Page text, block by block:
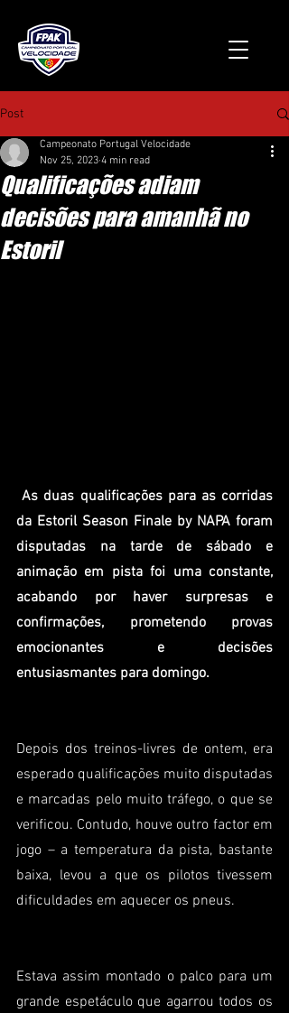
Post
Qualificações adiam
decisões para amanhã no
Estoril
Campeonato Portugal Velocidade
Nov 25, 2023 4 min read
As duas qualificações para as corridas
da Estoril Season Finale by NAPA foram
disputadas na tarde de sábado e
animação em pista foi uma constante,
acabando por haver surpresas e
confirmações, prometendo provas
emocionantes e decisões
entusiasmantes para domingo.
Depois dos treinos-livres de ontem, era
esperado qualificações muito disputadas
e marcadas pelo muito tráfego, o que se
verificou. Contudo, houve outro factor em
jogo – a temperatura da pista, bastante
baixa, levou a que os pilotos tivessem
dificuldades em aquecer os pneus.
Estava assim montado o palco para um
grande espetáculo que agarrou todos os